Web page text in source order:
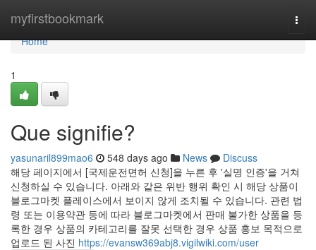
myfirstbookmark
Home
Home
1
Que signifie?
yasunaril899mao6 548 days ago News
Discuss
해당 페이지에서 [국제운전면허 신청]을 누른 후 '실명 인증'을 거쳐
신청하실 수 있습니다. 아래와 같은 위반 행위 확인 시 해당 상품이
블로그마켓 플레이스에서 보이지 않게 조치될 수 있습니다. 관련 법
령 또는 이용약관 등에 따라 블로그마켓에서 판매 불가한 상품을 등
록한 경우 상품의 카테고리를 잘못 선택한 경우 상품 홍보 목적으로
업로드 된 사진 https://evansw369abj8.vigilwiki.com/user